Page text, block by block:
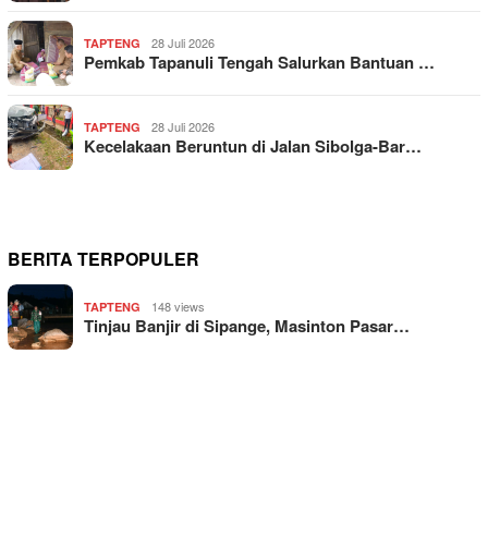
TAPTENG 28 Juli 2026
Pemkab Tapanuli Tengah Salurkan Bantuan …
TAPTENG 28 Juli 2026
Kecelakaan Beruntun di Jalan Sibolga-Bar…
BERITA TERPOPULER
TAPTENG 148 views
Tinjau Banjir di Sipange, Masinton Pasar…